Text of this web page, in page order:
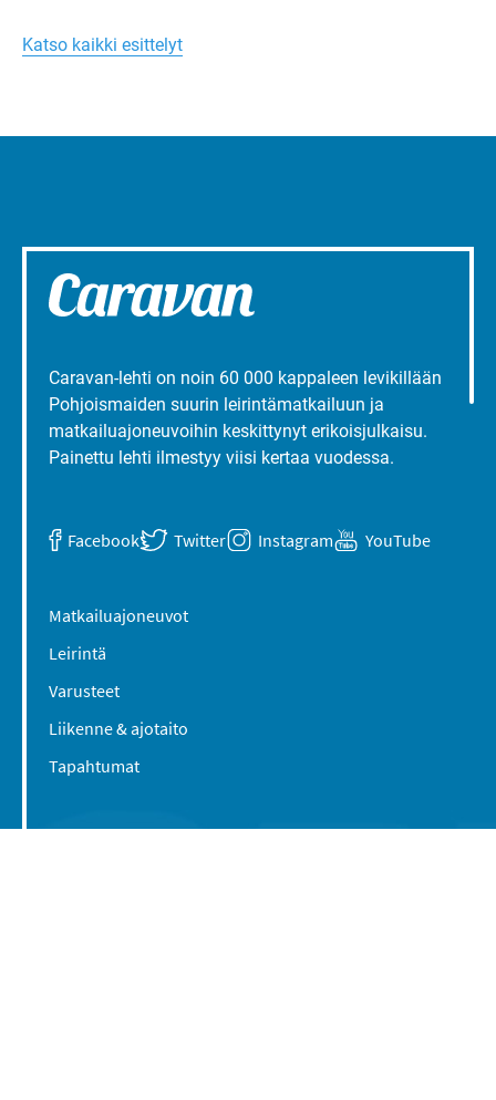
Turun
liepeillä
Katso kaikki esittelyt
Caravan-lehti on noin 60 000 kappaleen levikillään
Pohjoismaiden suurin leirintämatkailuun ja
matkailuajoneuvoihin keskittynyt erikoisjulkaisu.
Painettu lehti ilmestyy viisi kertaa vuodessa.
Facebook Twitter Instagram YouTube
Matkailuajoneuvot
Leirintä
Varusteet
Liikenne & ajotaito
Tapahtumat